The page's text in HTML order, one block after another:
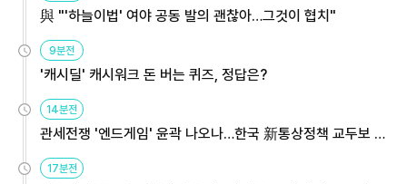
與 "'하늘이법' 여야 공동 발의 괜찮아…그것이 협치"
9분전
'캐시딜' 캐시워크 돈 버는 퀴즈, 정답은?
14분전
관세전쟁 '엔드게임' 윤곽 나오나…한국 新통상정책 교두보 활
17분전